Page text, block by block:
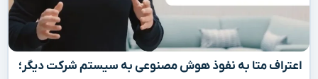
اعتراف متا به نفوذ هوش مصنوعی به سیستم شرکت دیگر؛